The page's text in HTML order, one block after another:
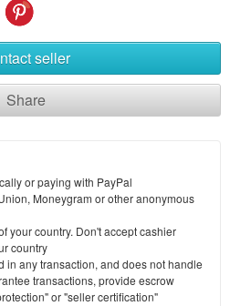
seller
Share
or paying with PayPal
Moneygram or other anonymous
your country. Don't accept cashier
country
in any transaction, and does not handle
transactions, provide escrow
or "seller certification"